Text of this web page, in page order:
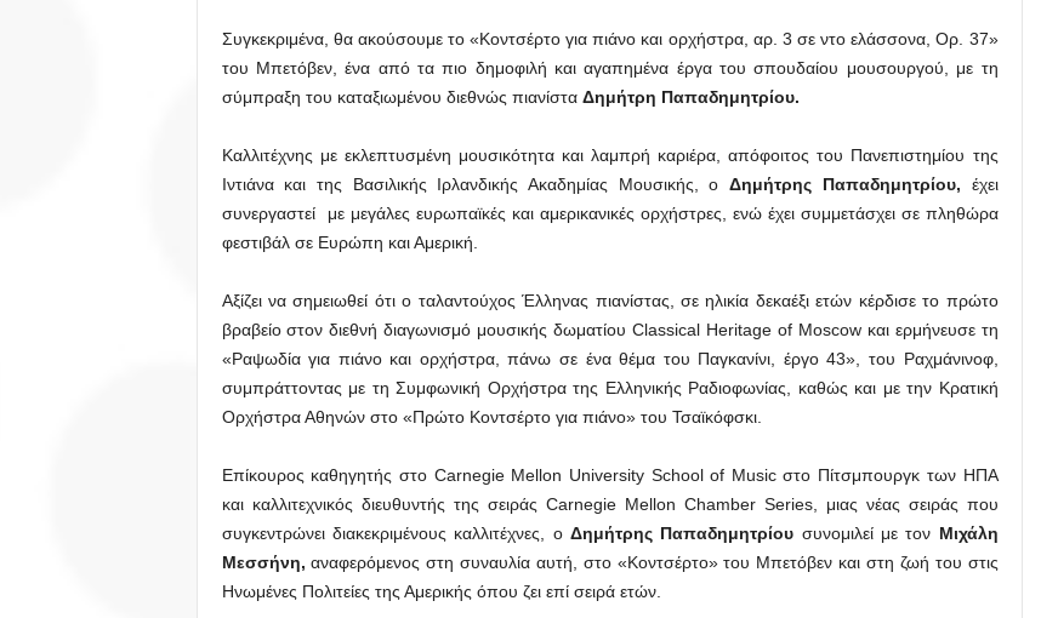
Συγκεκριμένα, θα ακούσουμε το «Κοντσέρτο για πιάνο και ορχήστρα, αρ. 3 σε ντο ελάσσονα, Ορ. 37»
του Μπετόβεν, ένα από τα πιο δημοφιλή και αγαπημένα έργα του σπουδαίου μουσουργού, με τη
σύμπραξη του καταξιωμένου διεθνώς πιανίστα Δημήτρη Παπαδημητρίου.
Καλλιτέχνης με εκλεπτυσμένη μουσικότητα και λαμπρή καριέρα, απόφοιτος του Πανεπιστημίου της
Ιντιάνα και της Βασιλικής Ιρλανδικής Ακαδημίας Μουσικής, οΔημήτρης Παπαδημητρίου, έχει
συνεργαστεί με μεγάλες ευρωπαϊκές και αμερικανικές ορχήστρες, ενώ έχει συμμετάσχει σε πληθώρα
φεστιβάλ σε Ευρώπη και Αμερική.
Αξίζει να σημειωθεί ότι ο ταλαντούχος Έλληνας πιανίστας, σε ηλικία δεκαέξι ετών κέρδισε το πρώτο
βραβείο στον διεθνή διαγωνισμό μουσικής δωματίου Classical Heritage of Moscow και ερμήνευσε τη
«Ραψωδία για πιάνο και ορχήστρα, πάνω σε ένα θέμα του Παγκανίνι, έργο 43», του Ραχμάνινοφ,
συμπράττοντας με τη Συμφωνική Ορχήστρα της Ελληνικής Ραδιοφωνίας, καθώς και με την Κρατική
Ορχήστρα Αθηνών στο «Πρώτο Κοντσέρτο για πιάνο» του Τσαϊκόφσκι.
Επίκουρος καθηγητής στο Carnegie Mellon University School of Music στο Πίτσμπουργκ των ΗΠΑ
και καλλιτεχνικός διευθυντής της σειράς Carnegie Mellon Chamber Series, μιας νέας σειράς που
συγκεντρώνει διακεκριμένους καλλιτέχνες, ο Δημήτρης Παπαδημητρίου συνομιλεί με τον Μιχάλη
Μεσσήνη, αναφερόμενος στη συναυλία αυτή, στο «Κοντσέρτο» του Μπετόβεν και στη ζωή του στις
Ηνωμένες Πολιτείες της Αμερικής όπου ζει επί σειρά ετών.